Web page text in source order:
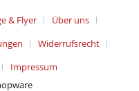
& Flyer
Über uns
Widerrufsrecht
Impressum